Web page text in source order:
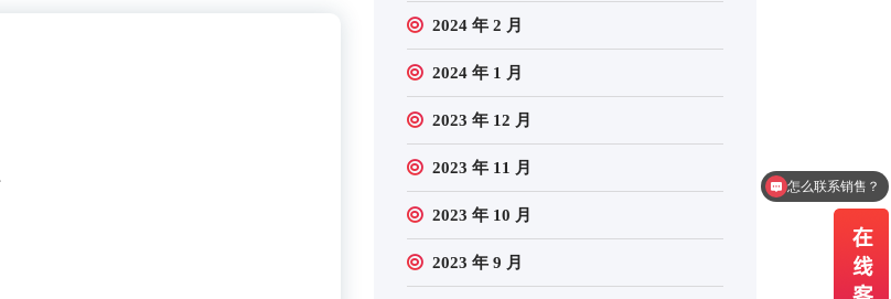
2024 年 2 月
2024 年 1 月
2023 年 12 月
2023 年 11 月
2023 年 10 月
2023 年 9 月
怎么联系销售？